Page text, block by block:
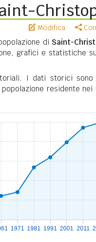
Modifica
di Saint-
grafici e statistiche
I dati storici
residente nei